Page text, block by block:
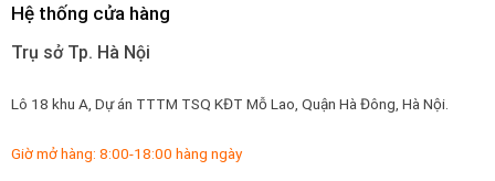
Hệ thống cửa hàng
Trụ sở Tp. Hà Nội
Lô 18 khu A, Dự án TTTM TSQ KĐT Mỗ Lao, Quận Hà Đông, Hà Nội.
Giờ mở hàng: 8:00-18:00 hàng ngày